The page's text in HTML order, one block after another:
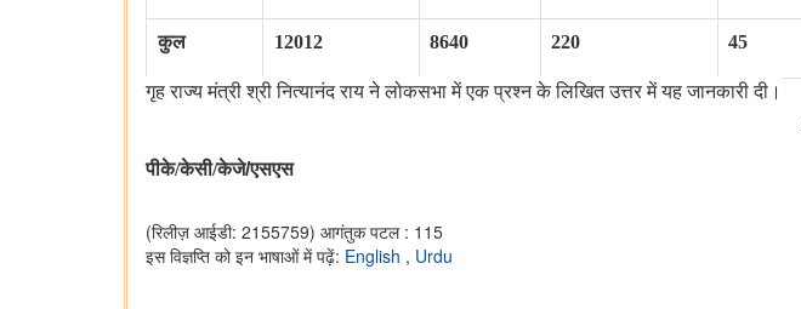
कुल 12012 8640 220 45
गृह राज्य मंत्री श्री नित्यानंद राय ने लोकसभा में एक प्रश्न के लिखित उत्तर में यह जानकारी दी।
पीके/केसी/केजे/एसएस
(रिलीज़ आईडी: 2155759) आगंतुक पटल : 115
इस विज्ञप्ति को इन भाषाओं में पढ़ें: English , Urdu